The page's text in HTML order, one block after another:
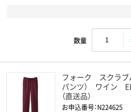
数量
フォーク スクラブ
パンツ） ワイン
（直送品）
お申込番号：N224625